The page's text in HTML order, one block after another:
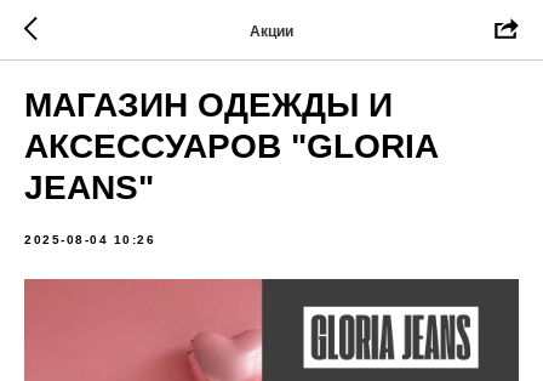
Акции
МАГАЗИН ОДЕЖДЫ И
АКСЕССУАРОВ "GLORIA
JEANS"
2025-08-04 10:26